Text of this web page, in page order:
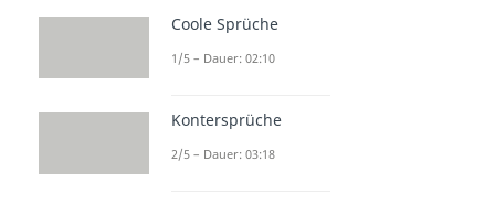
Coole Sprüche
1/5 – Dauer: 02:10
Kontersprüche
2/5 – Dauer: 03:18